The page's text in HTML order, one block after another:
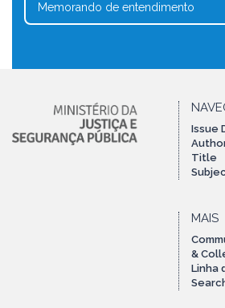
Memorando de entendimento
Issue
Title
MAIS
&
Linha